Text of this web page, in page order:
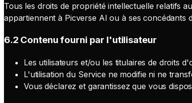
Tous les droits de propriété intellectuelle relatifs
appartiennent à Picverse AI ou à ses concédants
6.2 Contenu fourni par l'utilisateur
Les utilisateurs et/ou les titulaires de droits
L'utilisation du Service ne modifie ni ne
Vous déclarez et garantissez que vous